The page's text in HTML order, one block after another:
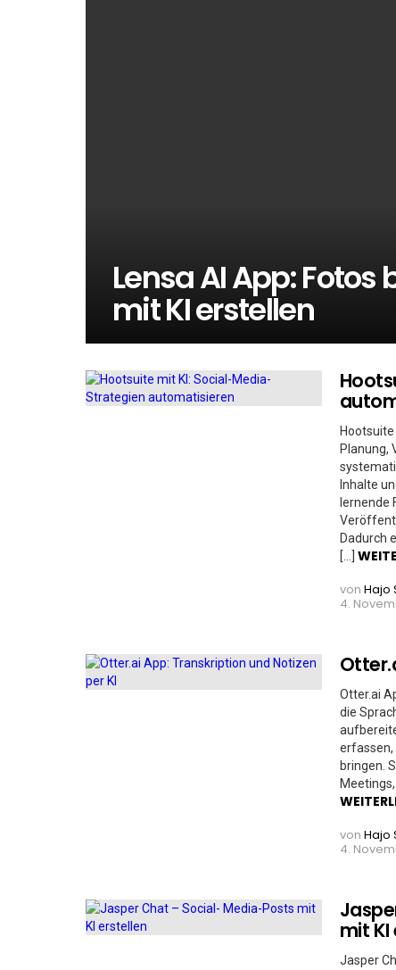
Lensa AI App:
mit KI erstellen
Planung,
Inhalte
lernende
Dadurch
[…]
von Hajo
4.
Otter.ai
die
erfassen,
bringen.
von Hajo
4.
mit KI
Jasper